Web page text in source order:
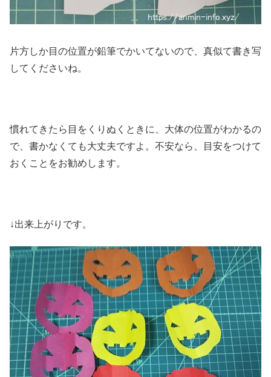
片方しか目の位置が鉛筆でかいてないので、真似て書き写
してくださいね。
慣れてきたら目をくりぬくときに、大体の位置がわかるの
で、書かなくても大丈夫ですよ。不安なら、目安をつけて
おくことをお勧めします。
↓出来上がりです。